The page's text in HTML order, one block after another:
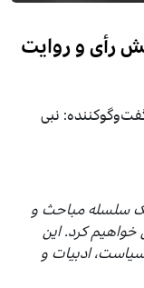
رأی و روایت
نبی
یک سلسله مباحث و
خواهیم کرد. این
ادبیات و